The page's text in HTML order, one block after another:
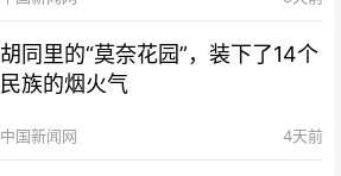
胡同里的“莫奈花园”，装下了14个
民族的烟火气
中国新闻网 4天前